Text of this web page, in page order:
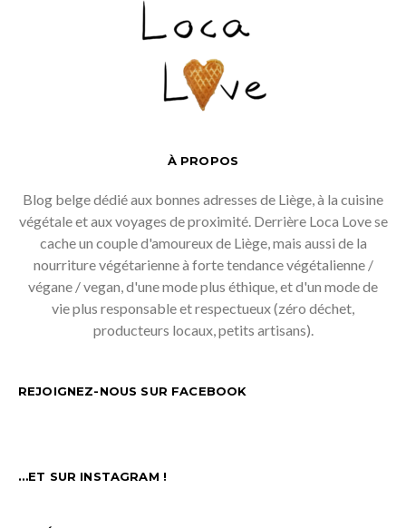
À PROPOS
Blog belge dédié aux bonnes adresses de Liège, à la cuisine
végétale et aux voyages de proximité. Derrière Loca Love se
cache un couple d'amoureux de Liège, mais aussi de la
nourriture végétarienne à forte tendance végétalienne /
végane / vegan, d'une mode plus éthique, et d'un mode de
vie plus responsable et respectueux (zéro déchet,
producteurs locaux, petits artisans).
REJOIGNEZ-NOUS SUR FACEBOOK
…ET SUR INSTAGRAM !